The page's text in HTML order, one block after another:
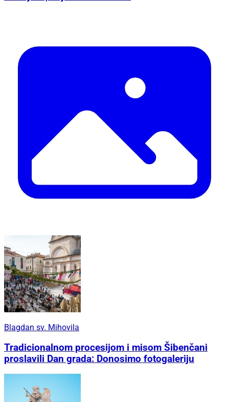
Blagdan sv. Mihovila
Tradicionalnom procesijom i misom Šibenčani
proslavili Dan grada: Donosimo fotogaleriju